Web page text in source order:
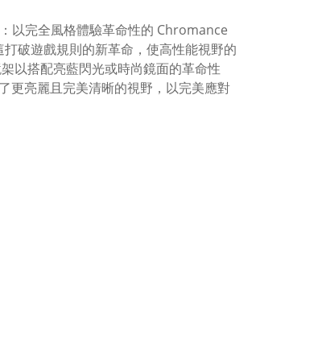
以完全風格體驗革命性的 Chromance
破遊戲規則的新革命，使高性能視野的
以搭配亮藍閃光或時尚鏡面的革命性
更亮麗且完美清晰的視野，以完美應對